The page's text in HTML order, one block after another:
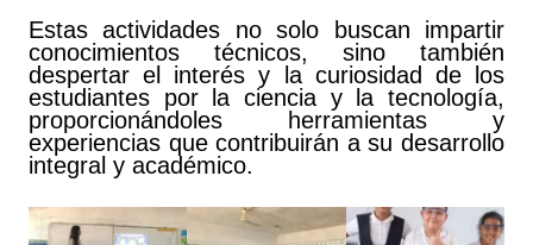
Estas actividades no solo buscan impartir
conocimientos técnicos, sino también
despertar el interés y la curiosidad de los
estudiantes por la ciencia y la tecnología,
proporcionándoles herramientas y
experiencias que contribuirán a su desarrollo
integral y académico.